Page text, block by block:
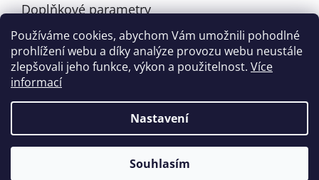
Používáme cookies, abychom Vám umožnili pohodlné
prohlížení webu a díky analýze provozu webu neustále
zlepšovali jeho funkce, výkon a použitelnost. Více
informací
Nastavení
Souhlasím
Doplňkové parametry
Kategorie: Catherine Rollin
EAN: 9780739039984
Vytvořil Shoptet
houslovyklic.cz. Všechna práva vyhrazena.